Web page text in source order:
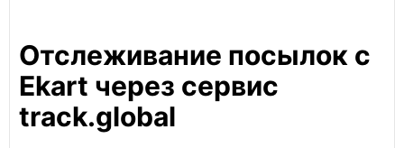
Отслеживание посылок с
Ekart через сервис
track.global